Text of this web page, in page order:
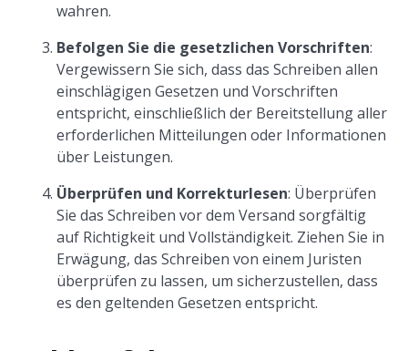
wahren.
Befolgen Sie die gesetzlichen Vorschriften:
Vergewissern Sie sich, dass das Schreiben allen
einschlägigen Gesetzen und Vorschriften
entspricht, einschließlich der Bereitstellung aller
erforderlichen Mitteilungen oder Informationen
über Leistungen.
Überprüfen und Korrekturlesen: Überprüfen
Sie das Schreiben vor dem Versand sorgfältig
auf Richtigkeit und Vollständigkeit. Ziehen Sie in
Erwägung, das Schreiben von einem Juristen
überprüfen zu lassen, um sicherzustellen, dass
es den geltenden Gesetzen entspricht.